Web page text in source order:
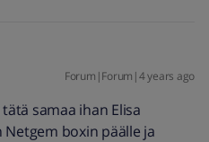
Forum|Forum|4 years ago
samaa ihan Elisa
boxin päälle ja